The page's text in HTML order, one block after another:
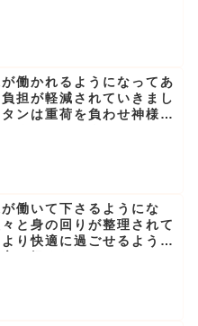
働かれるようになってあ
担が軽減されていきまし
ンは重荷を負わせ神様は
働いて下さるようにな
々と身の回りが整理されて
り快適に過ごせるように